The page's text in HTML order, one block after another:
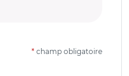
* champ obligatoire